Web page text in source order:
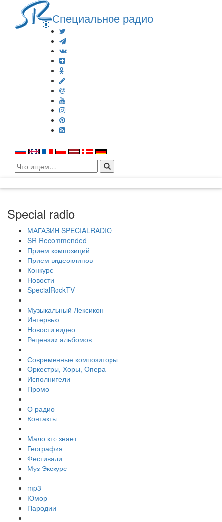
Специальное радио
Search
for:
Special radio
МАГАЗИН SPECIALRADIO
SR Recommended
Прием композиций
Прием видеоклипов
Конкурс
Новости
SpecialRockTV
Музыкальный Лексикон
Интервью
Новости видео
Рецензии альбомов
Современные композиторы
Оркестры, Хоры, Опера
Исполнители
Промо
О радио
Контакты
Мало кто знает
География
Фестивали
Муз Экскурс
mp3
Юмор
Пародии